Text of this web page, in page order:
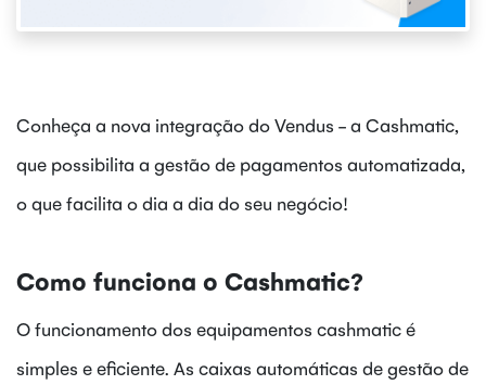
Conheça a nova integração do Vendus - a Cashmatic,
que possibilita a gestão de pagamentos automatizada,
o que facilita o dia a dia do seu negócio!
Como funciona o Cashmatic?
O funcionamento dos equipamentos cashmatic é
simples e eficiente. As caixas automáticas de gestão de